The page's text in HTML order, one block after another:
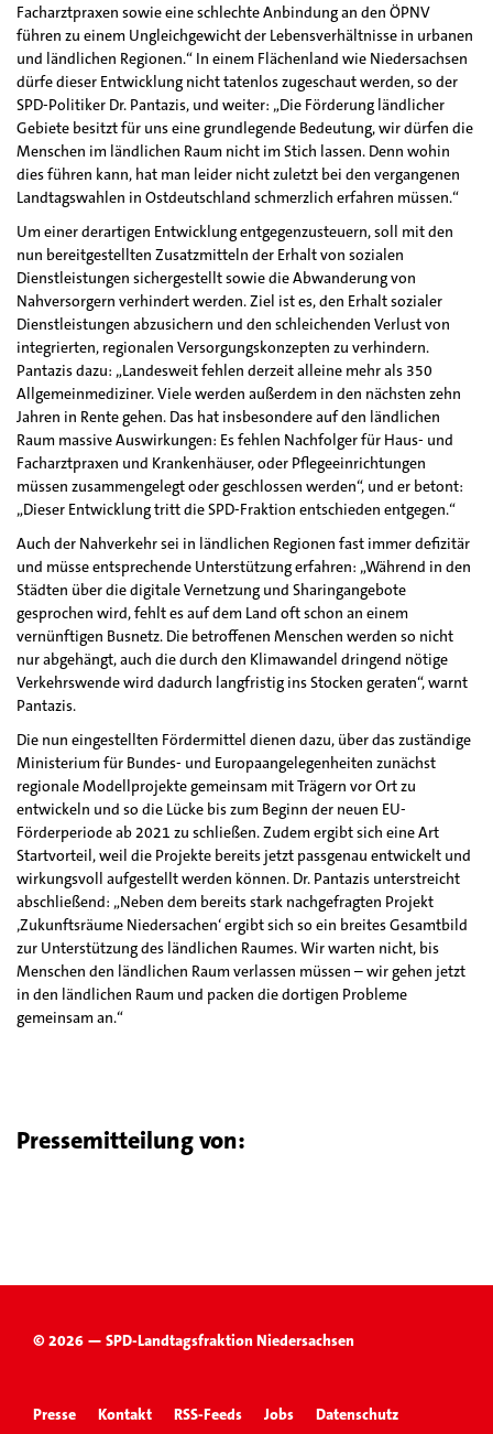
Facharztpraxen sowie eine schlechte Anbindung an den ÖPNV
führen zu einem Ungleichgewicht der Lebensverhältnisse in urbanen
und ländlichen Regionen.“ In einem Flächenland wie Niedersachsen
dürfe dieser Entwicklung nicht tatenlos zugeschaut werden, so der
SPD-Politiker Dr. Pantazis, und weiter: „Die Förderung ländlicher
Gebiete besitzt für uns eine grundlegende Bedeutung, wir dürfen die
Menschen im ländlichen Raum nicht im Stich lassen. Denn wohin
dies führen kann, hat man leider nicht zuletzt bei den vergangenen
Landtagswahlen in Ostdeutschland schmerzlich erfahren müssen.“
Um einer derartigen Entwicklung entgegenzusteuern, soll mit den
nun bereitgestellten Zusatzmitteln der Erhalt von sozialen
Dienstleistungen sichergestellt sowie die Abwanderung von
Nahversorgern verhindert werden. Ziel ist es, den Erhalt sozialer
Dienstleistungen abzusichern und den schleichenden Verlust von
integrierten, regionalen Versorgungskonzepten zu verhindern.
Pantazis dazu: „Landesweit fehlen derzeit alleine mehr als 350
Allgemeinmediziner. Viele werden außerdem in den nächsten zehn
Jahren in Rente gehen. Das hat insbesondere auf den ländlichen
Raum massive Auswirkungen: Es fehlen Nachfolger für Haus- und
Facharztpraxen und Krankenhäuser, oder Pflegeeinrichtungen
müssen zusammengelegt oder geschlossen werden“, und er betont:
„Dieser Entwicklung tritt die SPD-Fraktion entschieden entgegen.“
Auch der Nahverkehr sei in ländlichen Regionen fast immer defizitär
und müsse entsprechende Unterstützung erfahren: „Während in den
Städten über die digitale Vernetzung und Sharingangebote
gesprochen wird, fehlt es auf dem Land oft schon an einem
vernünftigen Busnetz. Die betroffenen Menschen werden so nicht
nur abgehängt, auch die durch den Klimawandel dringend nötige
Verkehrswende wird dadurch langfristig ins Stocken geraten“, warnt
Pantazis.
Die nun eingestellten Fördermittel dienen dazu, über das zuständige
Ministerium für Bundes- und Europaangelegenheiten zunächst
regionale Modellprojekte gemeinsam mit Trägern vor Ort zu
entwickeln und so die Lücke bis zum Beginn der neuen EU-
Förderperiode ab 2021 zu schließen. Zudem ergibt sich eine Art
Startvorteil, weil die Projekte bereits jetzt passgenau entwickelt und
wirkungsvoll aufgestellt werden können. Dr. Pantazis unterstreicht
abschließend: „Neben dem bereits stark nachgefragten Projekt
‚Zukunftsräume Niedersachen‘ ergibt sich so ein breites Gesamtbild
zur Unterstützung des ländlichen Raumes. Wir warten nicht, bis
Menschen den ländlichen Raum verlassen müssen – wir gehen jetzt
in den ländlichen Raum und packen die dortigen Probleme
gemeinsam an.“
Pressemitteilung von:
© 2026 — SPD-Landtagsfraktion Niedersachsen
Presse Kontakt RSS-Feeds Jobs Datenschutz